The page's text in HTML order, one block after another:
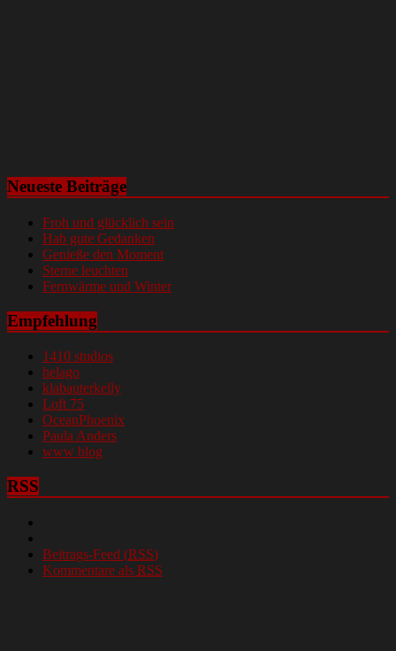
Neueste Beiträge
Froh und glücklich sein
Hab gute Gedanken
Genieße den Moment
Sterne leuchten
Fernwärme und Winter
Empfehlung
1410 studios
helago
klabauterkelly
Loft 75
OceanPhoenix
Paula Anders
www blog
RSS
Beitrags-Feed (RSS)
Kommentare als RSS